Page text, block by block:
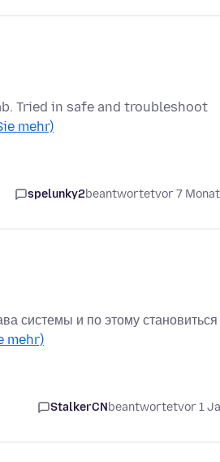
Tried in safe and troubleshoot
mehr)
spelunky2beantwortetvor 7
системы и по этому становиться
mehr)
StalkerCNbeantwortetvor 1